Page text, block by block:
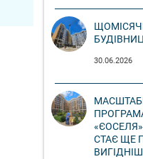
30.06.2026
СТАЄ ЩЕ